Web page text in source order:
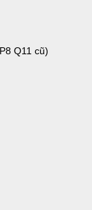
Q11 cũ)